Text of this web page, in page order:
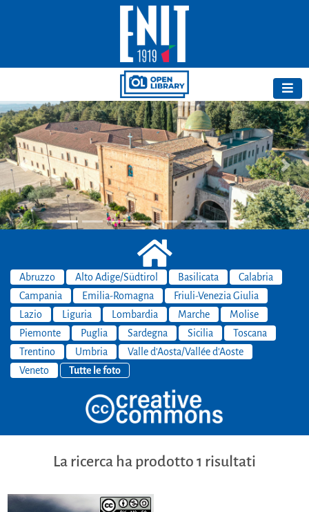
Previous Next
Abruzzo Alto Adige/Südtirol Basilicata
Calabria
Campania
Emilia-Romagna
Friuli-Venezia Giulia
Lazio
Liguria Lombardia Marche
Molise
Piemonte
Puglia Sardegna Sicilia
Toscana
Trentino
Umbria
Valle d'Aosta/Vallée d'Aoste
Veneto
Tutte le foto
La ricerca ha prodotto 1 risultati